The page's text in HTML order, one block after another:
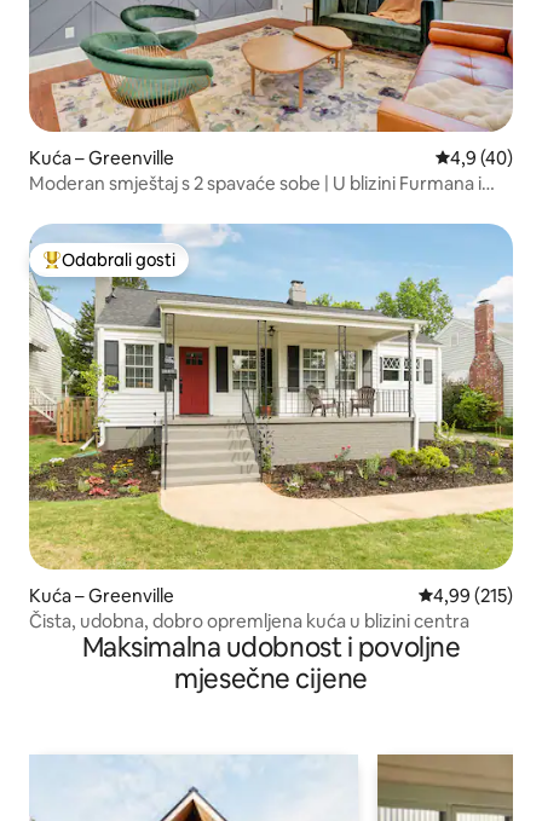
Kuća – Greenville Prosječna
4,9 (40)
Moderan smještaj s 2 spavaće sobe | U blizini Furmana i
Među najviše rangiranima s oznakom „Odabrali gosti”
Odabrali gosti
Kuća – Greenville Prosječna
4,99 (215)
Čista, udobna, dobro opremljena kuća u blizini centra
Maksimalna udobnost i povoljne
mjesečne cijene